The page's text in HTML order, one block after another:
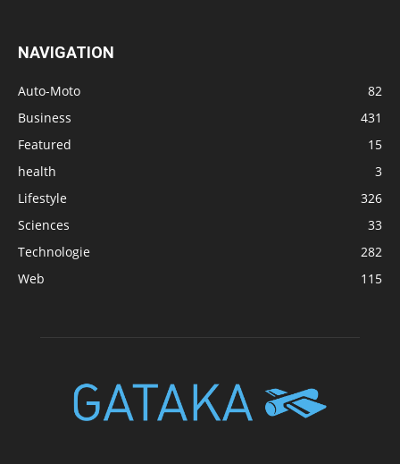
NAVIGATION
Auto-Moto
82
Business
431
Featured
15
health
3
Lifestyle
326
Sciences
33
Technologie
282
Web
115